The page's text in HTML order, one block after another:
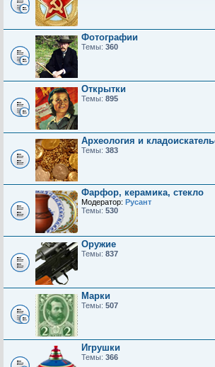
Фотографии
Темы: 360
Открытки
Темы: 895
Археология и
Темы: 383
Фарфор, керамика, стекло
Модератор: Русант
Темы: 530
Оружие
Темы: 837
Марки
Темы: 507
Игрушки
Темы: 366